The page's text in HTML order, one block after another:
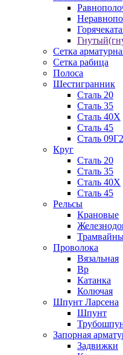
Сетка
Сетка рабица
Полоса
Шестигранник
Сталь 20
Сталь 35
Сталь 40Х
Сталь 45
Сталь
Круг
Сталь 20
Сталь 35
Сталь 40Х
Сталь 45
Рельсы
Крановые
Проволока
Вязальная
Вр
Катанка
Колючая
Шпунт Ларсена
Шпунт
Запорная
Задвижки